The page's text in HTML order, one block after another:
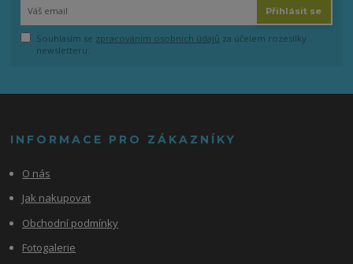
Přihlásit se
Souhlasím se zpracováním osobních údajů za účelem rozesílky
newsletteru.
INFORMACE PRO ZÁKAZNÍKY
O nás
Jak nakupovat
Obchodní podmínky
Fotogalerie